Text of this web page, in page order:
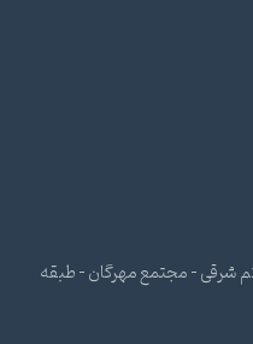
شرقی - مجتمع مهرگان - طبقه